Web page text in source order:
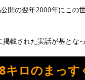
開の翌年2000年にこの
載された実話が基となっ
キロのまっす